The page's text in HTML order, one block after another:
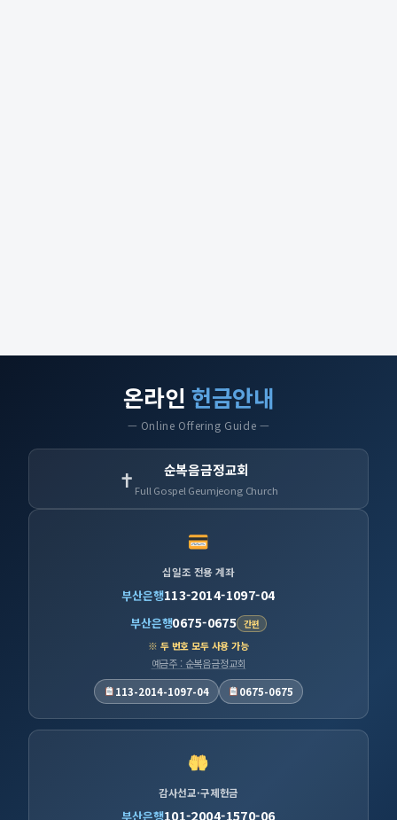
온라인 헌금안내
— Online Offering Guide —
✝ 순복음금정교회
Full Gospel Geumjeong Church
십일조 전용 계좌
부산은행113-2014-1097-04
부산은행0675-0675 간편
※ 두 번호 모두 사용 가능
예금주 : 순복음금정교회
113-2014-1097-04
0675-0675
감사선교·구제헌금
부산은행101-2004-1570-06